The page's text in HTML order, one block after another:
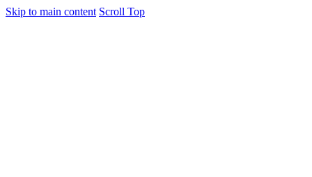
Skip to main content Scroll Top